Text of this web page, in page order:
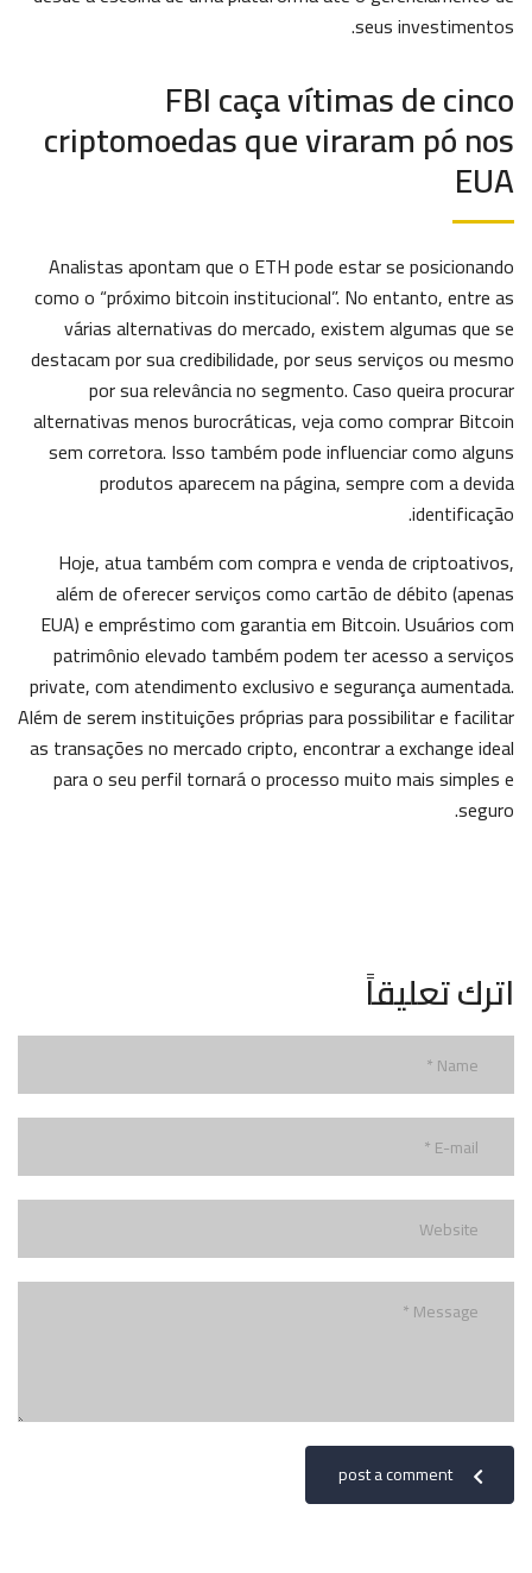
seus investimentos.
FBI caça vítimas de cinco
criptomoedas que viraram pó nos
EUA
Analistas apontam que o ETH pode estar se posicionando
como o “próximo bitcoin institucional”. No entanto, entre as
várias alternativas do mercado, existem algumas que se
destacam por sua credibilidade, por seus serviços ou mesmo
por sua relevância no segmento. Caso queira procurar
alternativas menos burocráticas, veja como comprar Bitcoin
sem corretora. Isso também pode influenciar como alguns
produtos aparecem na página, sempre com a devida
identificação.
Hoje, atua também com compra e venda de criptoativos,
além de oferecer serviços como cartão de débito (apenas
EUA) e empréstimo com garantia em Bitcoin. Usuários com
patrimônio elevado também podem ter acesso a serviços
private, com atendimento exclusivo e segurança aumentada.
Além de serem instituições próprias para possibilitar e facilitar
as transações no mercado cripto, encontrar a exchange ideal
para o seu perfil tornará o processo muito mais simples e
seguro.
اترك تعليقاً
post a comment